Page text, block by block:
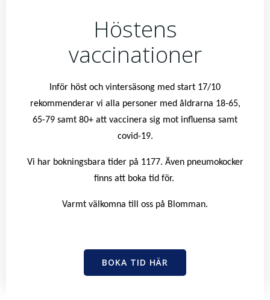
Höstens
vaccinationer
Inför höst och vintersäsong med start 17/10
rekommenderar vi alla personer med åldrarna 18-65,
65-79 samt 80+ att vaccinera sig mot influensa samt
covid-19.
Vi har bokningsbara tider på 1177. Även pneumokocker
finns att boka tid för.
Varmt välkomna till oss på Blomman.
BOKA TID HÄR